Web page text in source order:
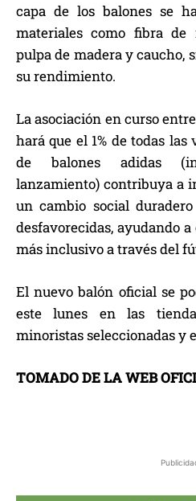
capa de los balones se
materiales como fibra de
pulpa de madera y caucho,
su rendimiento.
La asociación en curso
hará que el 1% de todas
de balones adidas
lanzamiento) contribuya a
un cambio social
desfavorecidas, ayudando
más inclusivo a través del
El nuevo balón oficial se
este lunes en las
minoristas seleccionadas y
TOMADO DE LA WEB